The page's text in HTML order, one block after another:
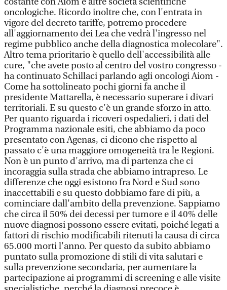
oncologiche. Ricordo inoltre che, con l'entrata in
vigore del decreto tariffe, potremo procedere
all'aggiornamento dei Lea che vedrà l'ingresso nel
regime pubblico anche della diagnostica molecolare".
Altro tema prioritario è quello dell'accessibilità alle
cure, "che avete posto al centro del vostro congresso -
ha continuato Schillaci parlando agli oncologi Aiom -
Come ha sottolineato pochi giorni fa anche il
presidente Mattarella, è necessario superare i divari
territoriali. E su questo c'è un grande sforzo in atto.
Per quanto riguarda i ricoveri ospedalieri, i dati del
Programma nazionale esiti, che abbiamo da poco
presentato con Agenas, ci dicono che rispetto al
passato c'è una maggiore omogeneità tra le Regioni.
Non è un punto d'arrivo, ma di partenza che ci
incoraggia sulla strada che abbiamo intrapreso. Le
differenze che oggi esistono fra Nord e Sud sono
inaccettabili e su questo dobbiamo fare di più, a
cominciare dall'ambito della prevenzione. Sappiamo
che circa il 50% dei decessi per tumore e il 40% delle
nuove diagnosi possono essere evitati, poiché legati a
fattori di rischio modificabili ritenuti la causa di circa
65.000 morti l'anno. Per questo da subito abbiamo
puntato sulla promozione di stili di vita salutari e
sulla prevenzione secondaria, per aumentare la
partecipazione ai programmi di screening e alle visite